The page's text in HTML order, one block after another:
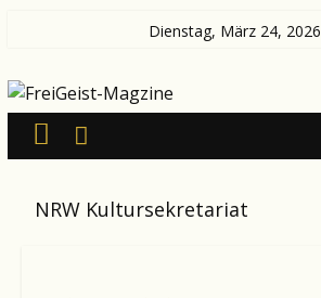
springen
Dienstag, März 24, 2026
FreiGeist-
Magzine
News
NRW Kultursekretariat